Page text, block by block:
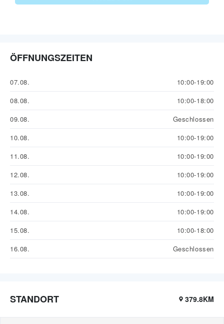
ÖFFNUNGSZEITEN
07.08.
10:00-19:00
08.08.
10:00-18:00
09.08.
Geschlossen
10.08.
10:00-19:00
11.08.
10:00-19:00
12.08.
10:00-19:00
13.08.
10:00-19:00
14.08.
10:00-19:00
15.08.
10:00-18:00
16.08.
Geschlossen
STANDORT 379.8KM